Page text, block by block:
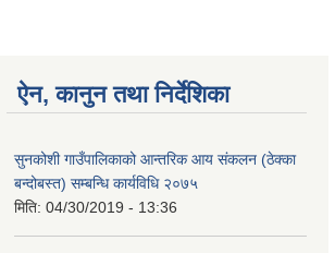
ऐन, कानुन तथा निर्देशिका
सुनकोशी गाउँपालिकाको आन्तरिक आय संकलन (ठेक्का
बन्दोबस्त) सम्बन्धि कार्यविधि २०७५
मिति: 04/30/2019 - 13:36